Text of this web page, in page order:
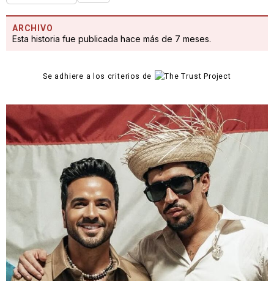
ARCHIVO
Esta historia fue publicada hace más de 7 meses.
Se adhiere a los criterios de